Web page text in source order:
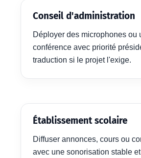
Conseil d'administration
Déployer des microphones ou
conférence avec priorité
traduction si le projet l'exige.
Établissement scolaire
Diffuser annonces, cours ou
avec une sonorisation stable